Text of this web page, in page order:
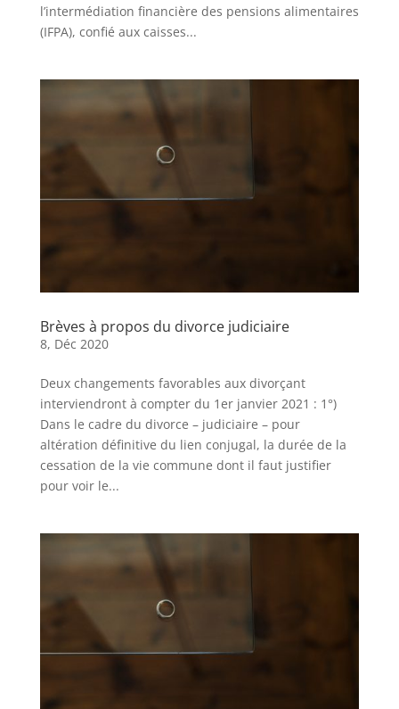
l’intermédiation financière des pensions alimentaires
(IFPA), confié aux caisses...
Brèves à propos du divorce judiciaire
8, Déc 2020
Deux changements favorables aux divorçant
interviendront à compter du 1er janvier 2021 : 1°)
Dans le cadre du divorce – judiciaire – pour
altération définitive du lien conjugal, la durée de la
cessation de la vie commune dont il faut justifier
pour voir le...